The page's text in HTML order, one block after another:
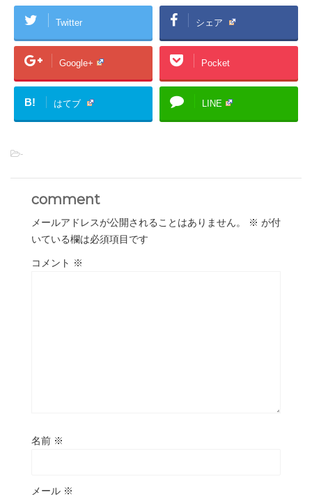
Twitter シェア
Google+ Pocket
B! はてブ LINE
-
comment
メールアドレスが公開されることはありません。 ※ が付
いている欄は必須項目です
コメント ※
名前 ※
メール ※